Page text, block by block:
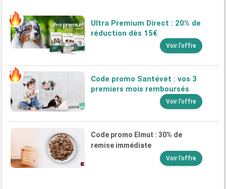
Ultra Premium Direct : 20% de
réduction dès 15€
Voir l'offre
Code promo Santévet : vos 3
premiers mois remboursés
Voir l'offre
Code promo Elmut : 30% de
remise immédiate
Voir l'offre